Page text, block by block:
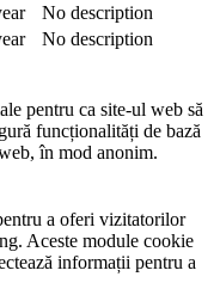
No description
No description
pentru ca site-ul web să
funcționalități de bază
în mod anonim.
a oferi vizitatorilor
Aceste module cookie
informații pentru a